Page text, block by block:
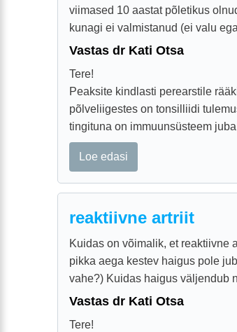
viimased 10 aastat põletikus
kunagi ei valmistanud (ei valu
Vastas dr Kati Otsa
Tere!
Peaksite kindlasti perearstile
põlveliigestes on tonsilliidi
tingituna on immuunsüsteem
Loe edasi
reaktiivne artriit
Kuidas on võimalik, et reaktiivne
pikka aega kestev haigus pole
vahe?) Kuidas haigus väljendub
Vastas dr Kati Otsa
Tere!